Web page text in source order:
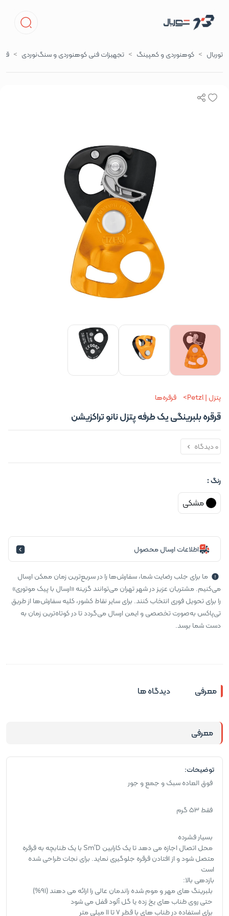
توربال کوهنوردی و کمپینگ تجهیزات فنی کوهنوردی و سنگ‌نوردی
پتزل | Petzl قرقره‌ها
قرقره بلبرینگی یک طرفه پتزل نانو تراکزیشن
0 دیدگاه
رنگ :
مشکی
اطلاعات ارسال محصول
ما برای جلب رضایت شما، سفارش‌ها را در سریع‌ترین زمان ممکن ارسال
می‌کنیم. مشتریان عزیز در شهر تهران می‌توانند گزینه «ارسال با پیک موتوری»
را برای تحویل فوری انتخاب کنند. برای سایر نقاط کشور، کلیه سفارش‌ها از طریق
تی‌پاکس به‌صورت تخصصی و ایمن ارسال می‌گردد تا در کوتاه‌ترین زمان به
دست شما برسد.
معرفی دیدگاه ها
معرفی
توضیحات:
فوق العاده سبک و جمع و جور
فقط 53 گرم
بسیار فشرده
محل اتصال اجازه می دهد تا یک کارابین Sm’D با یک طنابچه به قرقره
متصل شود و از افتادن قرقره جلوگیری نماید. برای نجات طراحی شده
است
بازدهی بالا:
بلبرینگ های مهر و موم شده راندمان عالی را ارائه می دهند (91%)
حتی روی طناب های یخ زده یا گل آلود قفل می شود
برای استفاده در طناب های با قطر 7 تا 11 میلی متر